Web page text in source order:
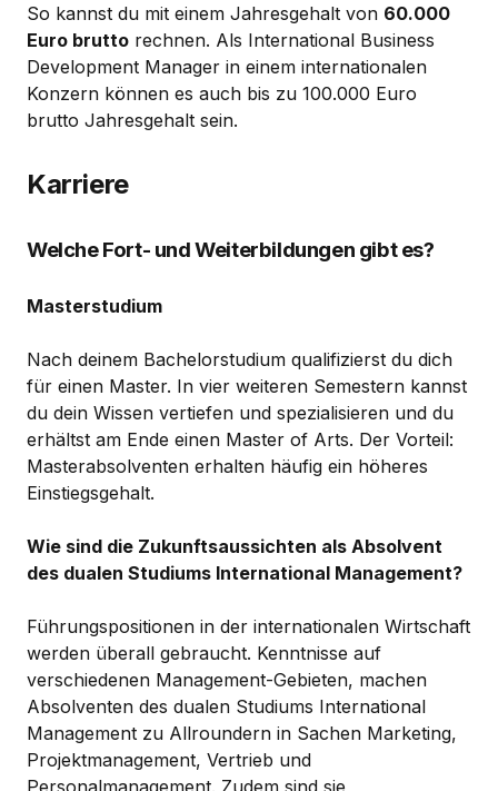
So kannst du mit einem Jahresgehalt von 60.000
Euro brutto rechnen. Als International Business
Development Manager in einem internationalen
Konzern können es auch bis zu 100.000 Euro
brutto Jahresgehalt sein.
Karriere
Welche Fort- und Weiterbildungen gibt es?
Masterstudium
Nach deinem Bachelorstudium qualifizierst du dich
für einen Master. In vier weiteren Semestern kannst
du dein Wissen vertiefen und spezialisieren und du
erhältst am Ende einen Master of Arts. Der Vorteil:
Masterabsolventen erhalten häufig ein höheres
Einstiegsgehalt.
Wie sind die Zukunftsaussichten als Absolvent
des dualen Studiums International Management?
Führungspositionen in der internationalen Wirtschaft
werden überall gebraucht. Kenntnisse auf
verschiedenen Management-Gebieten, machen
Absolventen des dualen Studiums International
Management zu Allroundern in Sachen Marketing,
Projektmanagement, Vertrieb und
Personalmanagement. Zudem sind sie